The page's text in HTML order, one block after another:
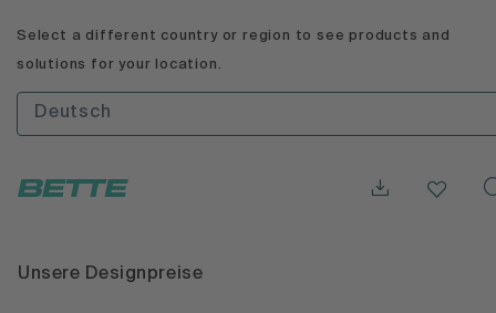
Select a different country or region to see products and
solutions for your location.
Deutsch
Unsere Designpreise